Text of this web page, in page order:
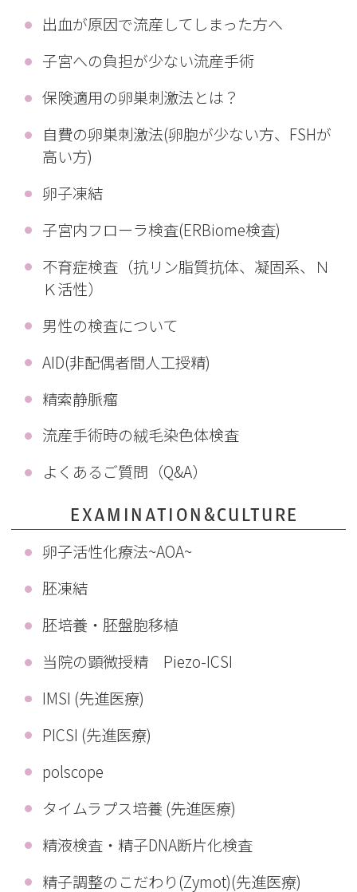
出血が原因で流産してしまった方へ
子宮への負担が少ない流産手術
保険適用の卵巣刺激法とは？
自費の卵巣刺激法(卵胞が少ない方、FSHが
高い方)
卵子凍結
子宮内フローラ検査(ERBiome検査)
不育症検査（抗リン脂質抗体、凝固系、Ｎ
Ｋ活性）
男性の検査について
AID(非配偶者間人工授精)
精索静脈瘤
流産手術時の絨毛染色体検査
よくあるご質問（Q&A）
EXAMINATION&CULTURE
卵子活性化療法~AOA~
胚凍結
胚培養・胚盤胞移植
当院の顕微授精 Piezo-ICSI
IMSI (先進医療)
PICSI (先進医療)
polscope
タイムラプス培養 (先進医療)
精液検査・精子DNA断片化検査
精子調整のこだわり(Zymot)(先進医療)